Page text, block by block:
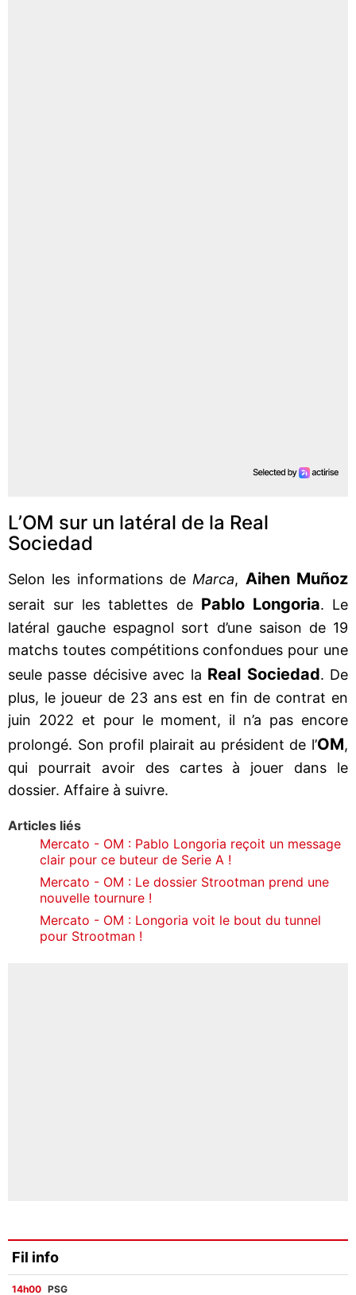
L’OM sur un latéral de la Real
Sociedad
Selon les informations de Marca, Aihen Muñoz
serait sur les tablettes de Pablo Longoria. Le
latéral gauche espagnol sort d’une saison de 19
matchs toutes compétitions confondues pour une
seule passe décisive avec la Real Sociedad. De
plus, le joueur de 23 ans est en fin de contrat en
juin 2022 et pour le moment, il n’a pas encore
prolongé. Son profil plairait au président de l’OM,
qui pourrait avoir des cartes à jouer dans le
dossier. Affaire à suivre.
Articles liés
Mercato - OM : Pablo Longoria reçoit un message
clair pour ce buteur de Serie A !
Mercato - OM : Le dossier Strootman prend une
nouvelle tournure !
Mercato - OM : Longoria voit le bout du tunnel
pour Strootman !
Fil info
14h00 PSG